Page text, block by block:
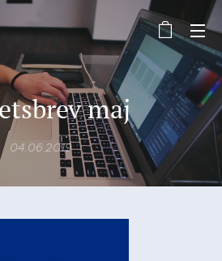
maj
04.06.2019